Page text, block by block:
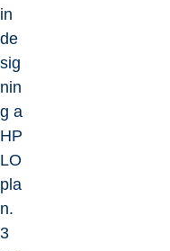
in
de
sig
nin
g a
HP
LO
pla
n.
3